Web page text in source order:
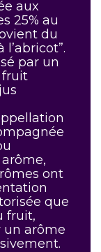
aux
25% au
du
par un
fruit
ont
que
fruit,
arôme